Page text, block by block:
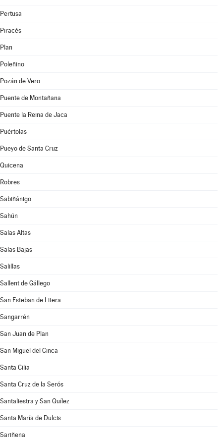
Pertusa
Piracés
Plan
Poleñino
Pozán de Vero
Puente de Montañana
Puente la Reina de Jaca
Puértolas
Pueyo de Santa Cruz
Quicena
Robres
Sabiñánigo
Sahún
Salas Altas
Salas Bajas
Salillas
Sallent de Gállego
San Esteban de Litera
Sangarrén
San Juan de Plan
San Miguel del Cinca
Santa Cilia
Santa Cruz de la Serós
Santaliestra y San Quílez
Santa María de Dulcis
Sariñena